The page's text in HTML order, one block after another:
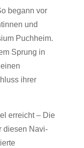
begann vor
und
Puchheim.
Sprung in
ihrer
erreicht – Die
diesen Navi-